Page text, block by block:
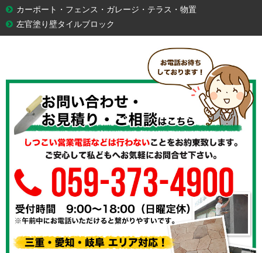
カーポート・フェンス・ガレージ・テラス・物置
左官塗り壁タイルブロック